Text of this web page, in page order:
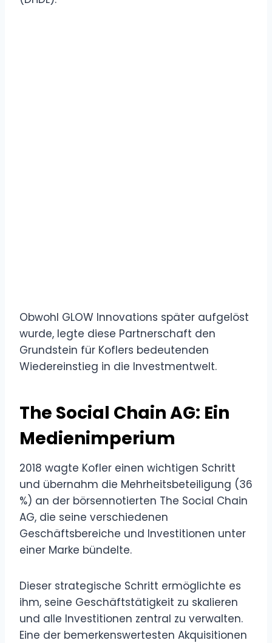
Obwohl GLOW Innovations später aufgelöst
wurde, legte diese Partnerschaft den
Grundstein für Koflers bedeutenden
Wiedereinstieg in die Investmentwelt.
The Social Chain AG: Ein
Medienimperium
2018 wagte Kofler einen wichtigen Schritt
und übernahm die Mehrheitsbeteiligung (36
%) an der börsennotierten The Social Chain
AG, die seine verschiedenen
Geschäftsbereiche und Investitionen unter
einer Marke bündelte.
Dieser strategische Schritt ermöglichte es
ihm, seine Geschäftstätigkeit zu skalieren
und alle Investitionen zentral zu verwalten.
Eine der bemerkenswertesten Akquisitionen